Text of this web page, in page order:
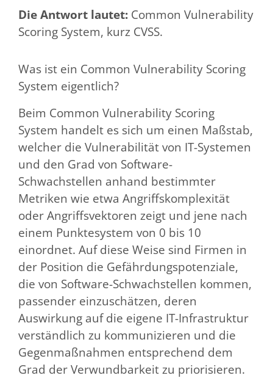
Die Antwort lautet: Common Vulnerability
Scoring System, kurz CVSS.
Was ist ein Common Vulnerability Scoring
System eigentlich?
Beim Common Vulnerability Scoring
System handelt es sich um einen Maßstab,
welcher die Vulnerabilität von IT-Systemen
und den Grad von Software-
Schwachstellen anhand bestimmter
Metriken wie etwa Angriffskomplexität
oder Angriffsvektoren zeigt und jene nach
einem Punktesystem von 0 bis 10
einordnet. Auf diese Weise sind Firmen in
der Position die Gefährdungspotenziale,
die von Software-Schwachstellen kommen,
passender einzuschätzen, deren
Auswirkung auf die eigene IT-Infrastruktur
verständlich zu kommunizieren und die
Gegenmaßnahmen entsprechend dem
Grad der Verwundbarkeit zu priorisieren.